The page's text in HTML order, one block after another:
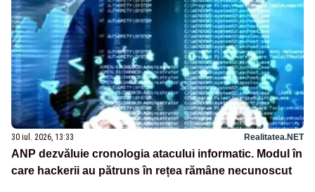
30 iul. 2026, 13:33 Realitatea.NET
ANP dezvăluie cronologia atacului informatic. Modul în
care hackerii au pătruns în rețea rămâne necunoscut